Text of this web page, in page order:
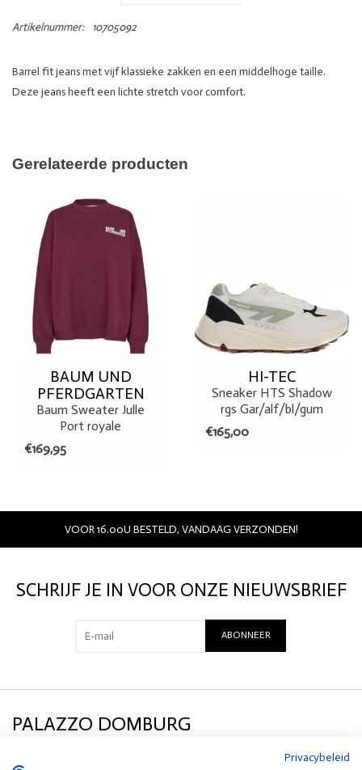
Artikelnummer: 10705092
Barrel fit jeans met vijf klassieke zakken en een middelhoge taille.
Deze jeans heeft een lichte stretch voor comfort.
Gerelateerde producten
BAUM UND
PFERDGARTEN
Baum Sweater Julle
Port royale
€169,95
HI-TEC
Sneaker HTS Shadow
rgs Gar/alf/bl/gum
€165,00
VOOR 16.00U BESTELD, VANDAAG VERZONDEN!
SCHRIJF JE IN VOOR ONZE NIEUWSBRIEF
ABONNEER
PALAZZO DOMBURG
Privacybeleid